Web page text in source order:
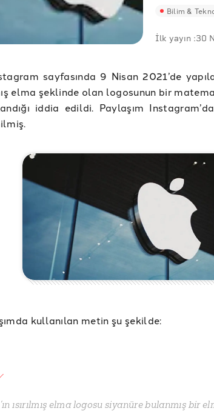
Bilim &
İlk yayın :30
sayfasında 9 Nisan 2021’de
elma şeklinde olan logosunun bir
iddia edildi. Paylaşım
kullanılan metin şu şekilde:
ısırılmış elma logosu siyanüre bulanmış bir